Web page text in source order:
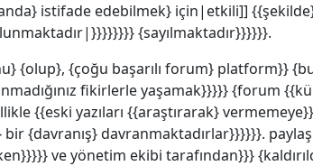
istifade edebilmek} için|etkili]]
{sayılmaktadır}}}}}}.
{olup}, {çoğu başarılı forum} platform}}
fikirlerle yaşamak}}}}} {forum
{{eski yazıları {{araştırarak}
{davranış} davranmaktadırlar}}}}}}.
ve yönetim ekibi tarafından}}}